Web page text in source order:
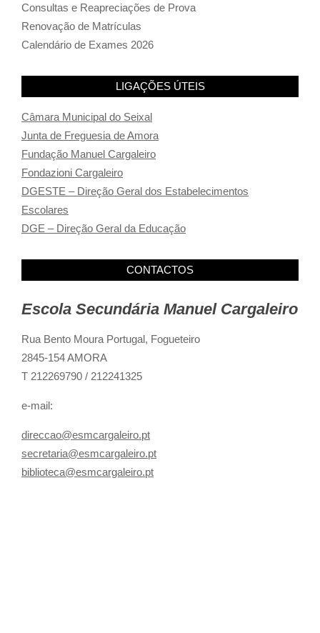
Consultas e Reapreciações de Prova
Renovação de Matrículas
Calendário de Exames 2026
LIGAÇÕES ÚTEIS
Câmara Municipal do Seixal
Junta de Freguesia de Amora
Fundação Manuel Cargaleiro
Fondazioni Cargaleiro
DGESTE – Direção Geral dos Estabelecimentos
Escolares
DGE – Direção Geral da Educação
CONTACTOS
Escola Secundária Manuel Cargaleiro
Rua Bento Moura Portugal, Fogueteiro
2845-154 AMORA
T 212269790 / 212241325
e-mail:
direccao@esmcargaleiro.pt
secretaria@esmcargaleiro.pt
biblioteca@esmcargaleiro.pt